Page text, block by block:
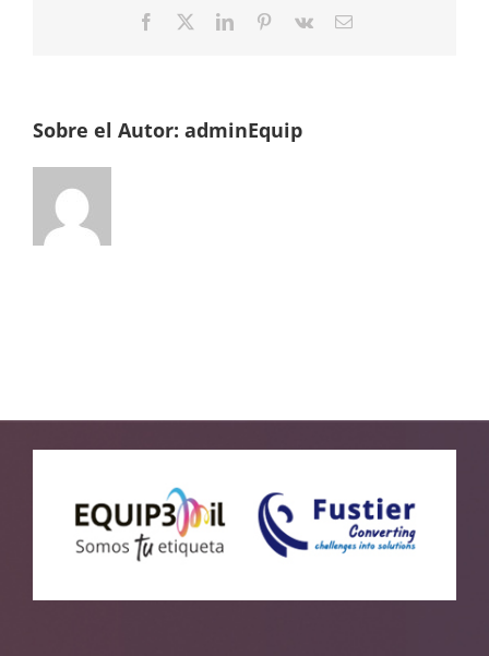
Facebook
TwitterLinkedInPinterest
Vk
Correo
Sobre el Autor: adminEquip